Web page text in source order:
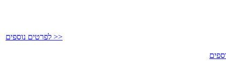
לפרטים נוספים >>